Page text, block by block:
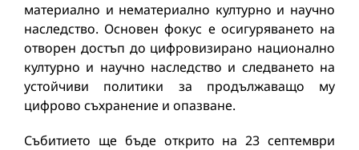
материално и нематериално културно и научно
наследство. Основен фокус е осигуряването на
отворен достъп до цифровизирано национално
културно и научно наследство и следването на
устойчиви политики за продължаващо му
цифрово съхранение и опазване.
Събитието ще бъде открито на 23 септември